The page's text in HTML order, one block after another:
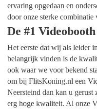
ervaring opgedaan en
door onze sterke
De #1
Het eerste dat wij als leider
belangrijk vinden is de
ook waar we voor bekend
om bij FlitsKoning.nl een
Neersteind dan kan u
erg hoge kwaliteit. Al onze